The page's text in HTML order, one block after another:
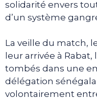
solidarité envers
d’un système
La veille du match,
leur arrivée à
tombés dans une
délégation
volontairement